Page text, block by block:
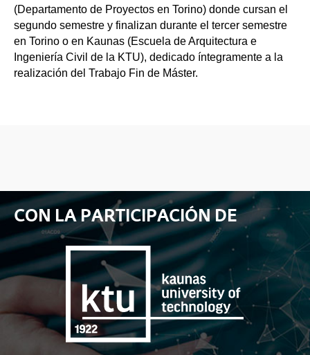
(Departamento de Proyectos en Torino) donde cursan el
segundo semestre y finalizan durante el tercer semestre
en Torino o en Kaunas (Escuela de Arquitectura e
Ingeniería Civil de la KTU), dedicado íntegramente a la
realización del Trabajo Fin de Máster.
CON LA PARTICIPACIÓN DE